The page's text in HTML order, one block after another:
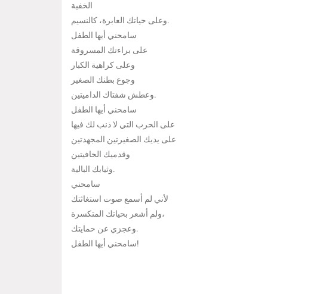
الخفية
وعلى حياتك العابرة، كالنسيم.
سامحني أيها الطفل
على براءتك المسروقة
وعلى كراهية الكبار
وجوع بطنك الصغير
وعطش شفتاك الداميتين.
سامحني أيها الطفل
على الحرب التي لا ذنب لك فيها
على يديك الصغيرتين المجهدتين
وقدميك الحافيتين
وثيابك البالية.
سامحني
لأني لم أسمع صوت استغاثتك
ولم أشعر بحياتك المتكسرة،
وعجزي عن حمايتك.
سامحني أيها الطفل!